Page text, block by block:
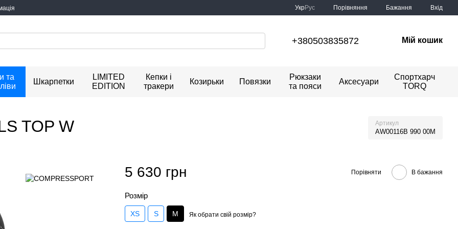
УкрРус Порівняння Бажання Вхід
+380503835872 Мій кошик
та
Шкарпетки
LIMITED
EDITION
Кепки і
тракери
Козирьки Повязки
Рюкзаки
та пояси
Аксесуари
Спортхарч
TORQ
TOP W Артикул
AW00116B 990 00M
5 630 грн Порівняти В бажання
Розмір
XS S M Як обрати свій розмір?